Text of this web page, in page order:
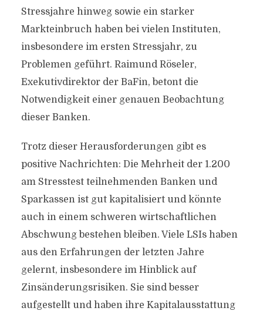
Stressjahre hinweg sowie ein starker
Markteinbruch haben bei vielen Instituten,
insbesondere im ersten Stressjahr, zu
Problemen geführt. Raimund Röseler,
Exekutivdirektor der BaFin, betont die
Notwendigkeit einer genauen Beobachtung
dieser Banken.
Trotz dieser Herausforderungen gibt es
positive Nachrichten: Die Mehrheit der 1.200
am Stresstest teilnehmenden Banken und
Sparkassen ist gut kapitalisiert und könnte
auch in einem schweren wirtschaftlichen
Abschwung bestehen bleiben. Viele LSIs haben
aus den Erfahrungen der letzten Jahre
gelernt, insbesondere im Hinblick auf
Zinsänderungsrisiken. Sie sind besser
aufgestellt und haben ihre Kapitalausstattung